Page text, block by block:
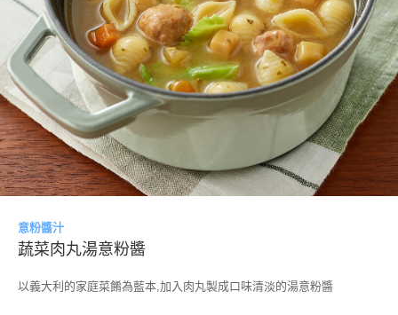
意粉醬汁
蔬菜肉丸湯意粉醬
以義大利的家庭菜餚為藍本,加入肉丸製成口味清淡的湯意粉醬